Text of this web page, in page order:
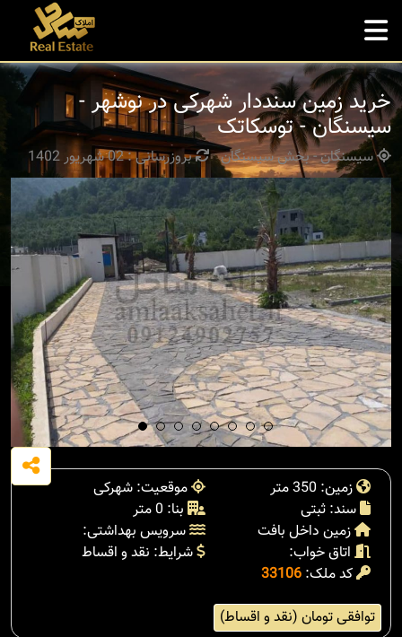
خرید زمین سنددار شهرکی در نوشهر -
سیسنگان - توسکاتک
سیسنگان - بخش سیسنگان بروزرسانی : 02 شهریور 1402
زمین: 350 متر
موقعیت: شهرکی
سند: ثبتی
بنا: 0 متر
زمین داخل بافت
سرویس بهداشتی:
اتاق خواب:
شرایط: نقد و اقساط
کد ملک: 33106
توافقی تومان (نقد و اقساط)